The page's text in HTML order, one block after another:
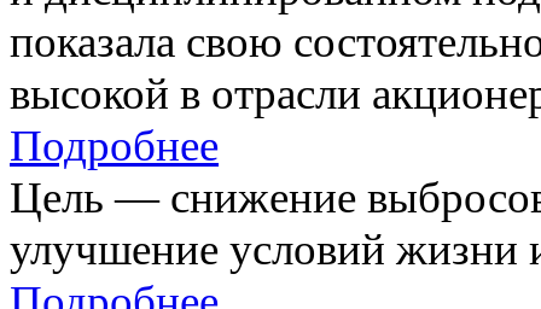
показала свою
высокой в отрасли
Подробнее
Цель — снижение
улучшение условий жизни